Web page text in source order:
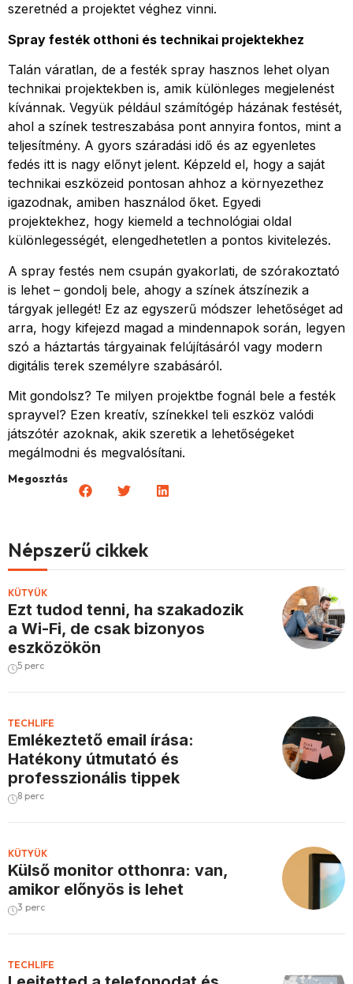
szeretnéd a projektet véghez vinni.
Spray festék otthoni és technikai projektekhez
Talán váratlan, de a festék spray hasznos lehet olyan
technikai projektekben is, amik különleges megjelenést
kívánnak. Vegyük például számítógép házának festését,
ahol a színek testreszabása pont annyira fontos, mint a
teljesítmény. A gyors száradási idő és az egyenletes
fedés itt is nagy előnyt jelent. Képzeld el, hogy a saját
technikai eszközeid pontosan ahhoz a környezethez
igazodnak, amiben használod őket. Egyedi
projektekhez, hogy kiemeld a technológiai oldal
különlegességét, elengedhetetlen a pontos kivitelezés.
A spray festés nem csupán gyakorlati, de szórakoztató
is lehet – gondolj bele, ahogy a színek átszínezik a
tárgyak jellegét! Ez az egyszerű módszer lehetőséget ad
arra, hogy kifejezd magad a mindennapok során, legyen
szó a háztartás tárgyainak felújításáról vagy modern
digitális terek személyre szabásáról.
Mit gondolsz? Te milyen projektbe fognál bele a festék
sprayvel? Ezen kreatív, színekkel teli eszköz valódi
játszótér azoknak, akik szeretik a lehetőségeket
megálmodni és megvalósítani.
Megosztás
Népszerű cikkek
KÜTYÜK
Ezt tudod tenni, ha szakadozik
a Wi-Fi, de csak bizonyos
eszközökön
5 perc
TECHLIFE
Emlékeztető email írása:
Hatékony útmutató és
professzionális tippek
8 perc
KÜTYÜK
Külső monitor otthonra: van,
amikor előnyös is lehet
3 perc
TECHLIFE